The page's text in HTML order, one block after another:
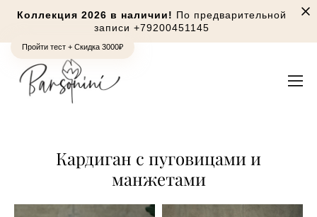
Пройти тест + Скидка 3000₽
Коллекция 2026 в наличии! По предварительной
записи +79200451145
Кардиган с пуговицами и
манжетами